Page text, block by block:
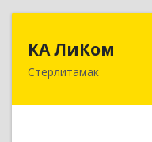
КА ЛиКом
Стерлитамак453115,